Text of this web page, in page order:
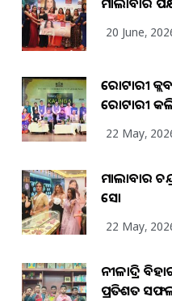
20 June,
ରୋଟାରୀ
ରୋଟାରୀ
22 May,
ମାଲାବାର
ସୋ
22 May,
ନୀଳାଦ୍ରି
ପ୍ରତିଶତ